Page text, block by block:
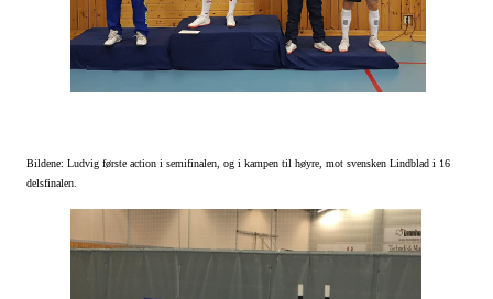
Bildene: Ludvig første action i semifinalen, og i kampen til høyre, mot svensken Lindblad i 16
delsfinalen.